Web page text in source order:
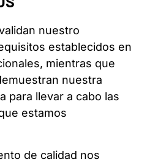
nuestro
establecidos en
mientras que
nuestra
para llevar a cabo las
estamos
de calidad nos